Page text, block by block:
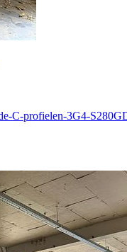
C-profielen-3G4-